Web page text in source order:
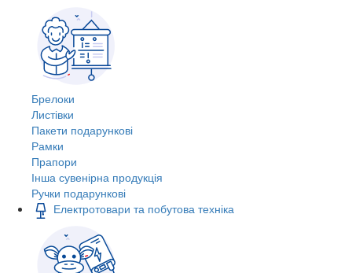
Брелоки
Листівки
Пакети подарункові
Рамки
Прапори
Інша сувенірна продукція
Ручки подарункові
Електротовари та побутова техніка